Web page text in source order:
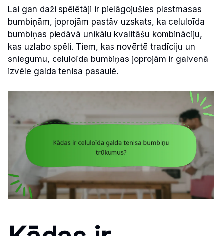
Lai gan daži spēlētāji ir pielāgojušies plastmasas
bumbiņām, joprojām pastāv uzskats, ka celuloīda
bumbiņas piedāvā unikālu kvalitāšu kombināciju,
kas uzlabo spēli. Tiem, kas novērtē tradīciju un
sniegumu, celuloīda bumbiņas joprojām ir galvenā
izvēle galda tenisa pasaulē.